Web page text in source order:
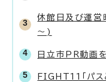
休館日及び運営
～)
日立市PR動画
FIGHT11「パス